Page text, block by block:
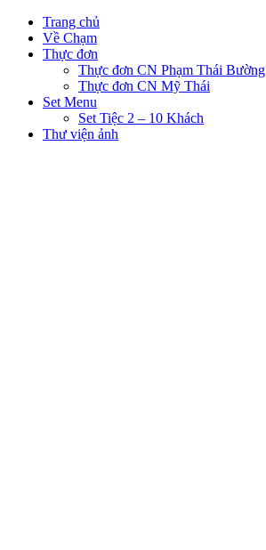
Trang chủ
Về Chạm
Thực đơn
Thực đơn CN Phạm Thái Bường
Thực đơn CN Mỹ Thái
Set Menu
Set Tiệc 2 – 10 Khách
Thư viện ảnh